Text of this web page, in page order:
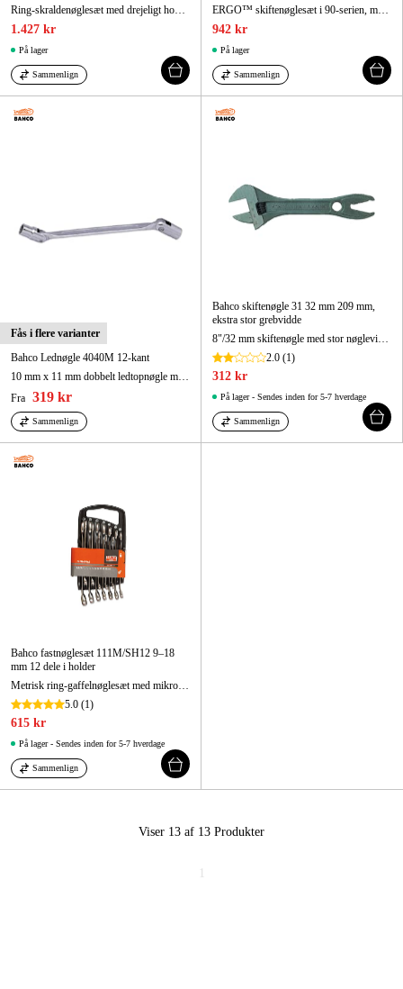
1.427 kr
På lager
Sammenlign
942 kr
På lager
Sammenlign
Fås i flere varianter
Bahco Lednøgle 4040M 12-kant
10 mm x 11 mm dobbelt ledtopnøgle med kromfinish 199 mm
Fra 319 kr
Sammenlign
Bahco skiftenøgle 31 32 mm 209 mm,
ekstra stor grebvidde
8"/32 mm skiftenøgle med stor nøglevidde, med fosfateret udførelse, 205 mm
2.0 (1)
312 kr
På lager - Sendes inden for 5-7 hverdage
Sammenlign
Bahco fastnøglesæt 111M/SH12 9–18
mm 12 dele i holder
Metrisk ring-gaffelnøglesæt med mikro matforkromet finish – 12 dele/plastholder
5.0 (1)
615 kr
På lager - Sendes inden for 5-7 hverdage
Sammenlign
Viser 13 af 13 Produkter